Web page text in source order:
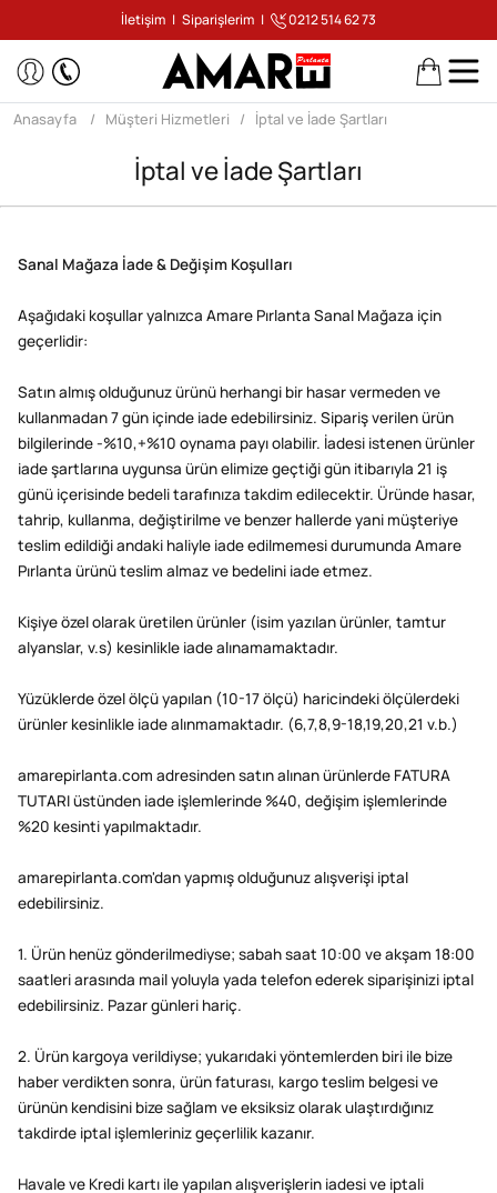
İletişim | Siparişlerim | 0212 514 62 73
Anasayfa Müşteri Hizmetleri İptal ve İade Şartları
İptal ve İade Şartları
Sanal Mağaza İade & Değişim Koşulları
Aşağıdaki koşullar yalnızca Amare Pırlanta Sanal Mağaza için
geçerlidir:
Satın almış olduğunuz ürünü herhangi bir hasar vermeden ve
kullanmadan 7 gün içinde iade edebilirsiniz. Sipariş verilen ürün
bilgilerinde -%10,+%10 oynama payı olabilir. İadesi istenen ürünler
iade şartlarına uygunsa ürün elimize geçtiği gün itibarıyla 21 iş
günü içerisinde bedeli tarafınıza takdim edilecektir. Üründe hasar,
tahrip, kullanma, değiştirilme ve benzer hallerde yani müşteriye
teslim edildiği andaki haliyle iade edilmemesi durumunda Amare
Pırlanta ürünü teslim almaz ve bedelini iade etmez.
Kişiye özel olarak üretilen ürünler (isim yazılan ürünler, tamtur
alyanslar, v.s) kesinlikle iade alınamamaktadır.
Yüzüklerde özel ölçü yapılan (10-17 ölçü) haricindeki ölçülerdeki
ürünler kesinlikle iade alınmamaktadır. (6,7,8,9-18,19,20,21 v.b.)
amarepirlanta.com adresinden satın alınan ürünlerde FATURA
TUTARI üstünden iade işlemlerinde %40, değişim işlemlerinde
%20 kesinti yapılmaktadır.
amarepirlanta.com'dan yapmış olduğunuz alışverişi iptal
edebilirsiniz.
1. Ürün henüz gönderilmediyse; sabah saat 10:00 ve akşam 18:00
saatleri arasında mail yoluyla yada telefon ederek siparişinizi iptal
edebilirsiniz. Pazar günleri hariç.
2. Ürün kargoya verildiyse; yukarıdaki yöntemlerden biri ile bize
haber verdikten sonra, ürün faturası, kargo teslim belgesi ve
ürünün kendisini bize sağlam ve eksiksiz olarak ulaştırdığınız
takdirde iptal işlemleriniz geçerlilik kazanır.
Havale ve Kredi kartı ile yapılan alışverişlerin iadesi ve iptali